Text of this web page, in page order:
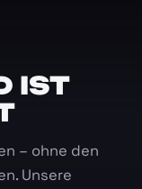
IST
– ohne den
Unsere